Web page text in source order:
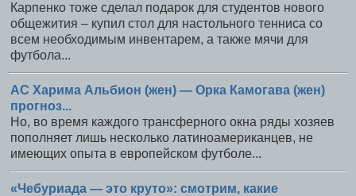
Карпенко тоже сделал подарок для студентов нового
общежития – купил стол для настольного тенниса со
всем необходимым инвентарем, а также мячи для
футбола...
АС Харима Альбион (жен) — Орка Камогава (жен)
прогноз...
Но, во время каждого трансферного окна ряды хозяев
пополняет лишь несколько латиноамериканцев, не
имеющих опыта в европейском футболе...
«Чебуриада — это круто»: смотрим, какие